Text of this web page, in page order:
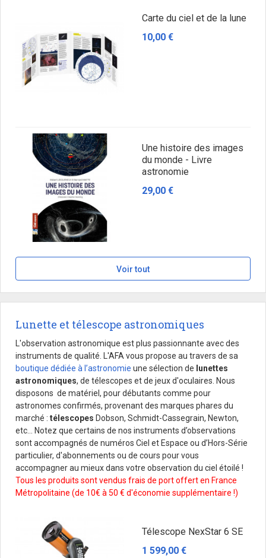
Carte du ciel et de la lune
10,00 €
Une histoire des images
du monde - Livre
astronomie
29,00 €
Voir tout
Lunette et télescope astronomiques
L'observation astronomique est plus passionnante avec des
instruments de qualité. L'AFA vous propose au travers de sa
boutique dédiée à l’astronomie une sélection de lunettes
astronomiques, de télescopes et de jeux d'oculaires. Nous
disposons de matériel, pour débutants comme pour
astronomes confirmés, provenant des marques phares du
marché : télescopes Dobson, Schmidt-Cassegrain, Newton,
etc... Notez que certains de nos instruments d’observations
sont accompagnés de numéros Ciel et Espace ou d’Hors-Série
particulier, d'abonnements ou de cours pour vous
accompagner au mieux dans votre observation du ciel étoilé !
Tous les produits sont vendus frais de port offert en France
Métropolitaine (de 10€ à 50 € d'économie supplémentaire !)
Télescope NexStar 6 SE
1 599,00 €